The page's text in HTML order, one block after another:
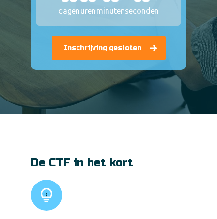
dagenurenminutenseconden
Inschrijving gesloten
De CTF in het kort